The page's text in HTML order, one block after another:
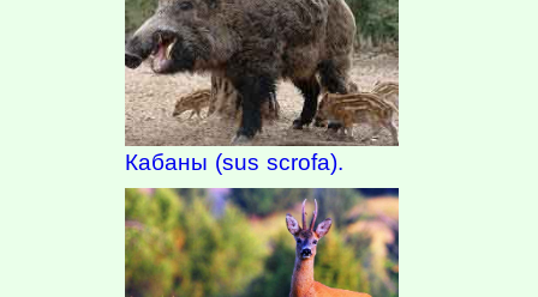
Кабаны (sus scrofa).